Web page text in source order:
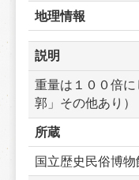
地理情報
説明
重量は１００倍
郭」その他あり）
所蔵
国立歴史民俗博物